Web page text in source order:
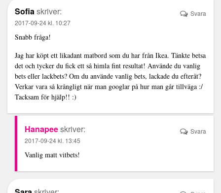
Sofiaskriver:
2017-09-24 kl. 10:27
Snabb fråga!
Jag har köpt ett likadant matbord som du har från Ikea. Tänkte betsa
det och tycker du fick ett så himla fint resultat! Använde du vanlig
bets eller lackbets? Om du använde vanlig bets, lackade du efteråt?
Verkar vara så krångligt när man googlar på hur man går tillväga :/
Tacksam för hjälp!! :)
Svara
Hanapeeskriver:
2017-09-24 kl. 13:45
Vanlig matt vitbets!
Svara